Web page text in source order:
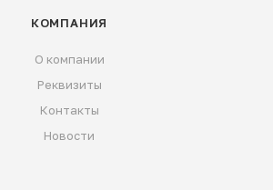
КОМПАНИЯ
О компании
Реквизиты
Контакты
Новости